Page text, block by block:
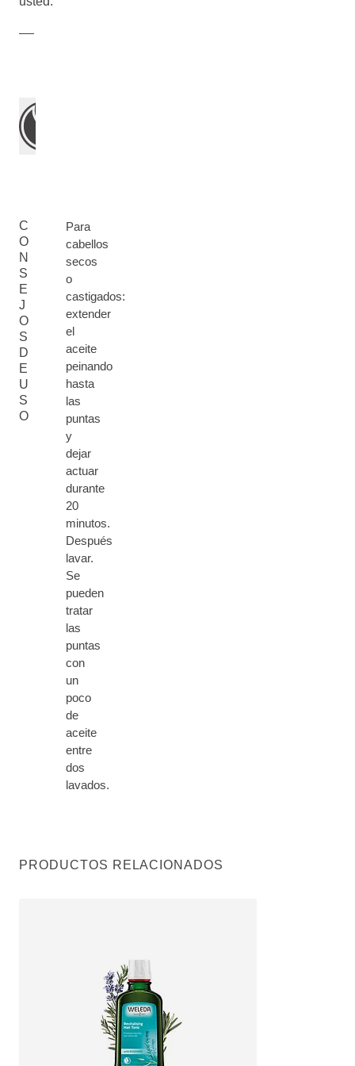
C
O
N
S
E
J
O
S
D
E
U
S
O
Para
cabellos
secos
o
castigados:
extender
el
aceite
peinando
hasta
las
puntas
y
dejar
actuar
durante
20
minutos.
Después
lavar.
Se
pueden
tratar
las
puntas
con
un
poco
de
aceite
entre
dos
lavados.
PRODUCTOS RELACIONADOS